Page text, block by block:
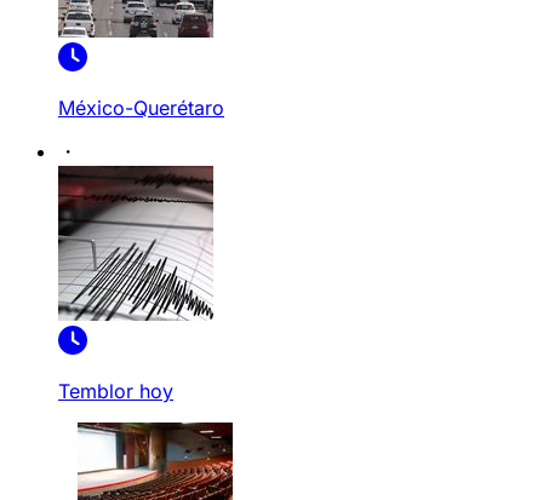
México-Querétaro
Temblor hoy